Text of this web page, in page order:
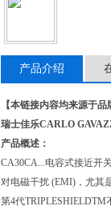
产品介绍
【本链接内容均来源于品
瑞士佳乐CARLO
产品概述：
CA30CA...电容式接近开
对电磁干扰 (EMI)，尤其
第4代TRIPLESHIELDTM